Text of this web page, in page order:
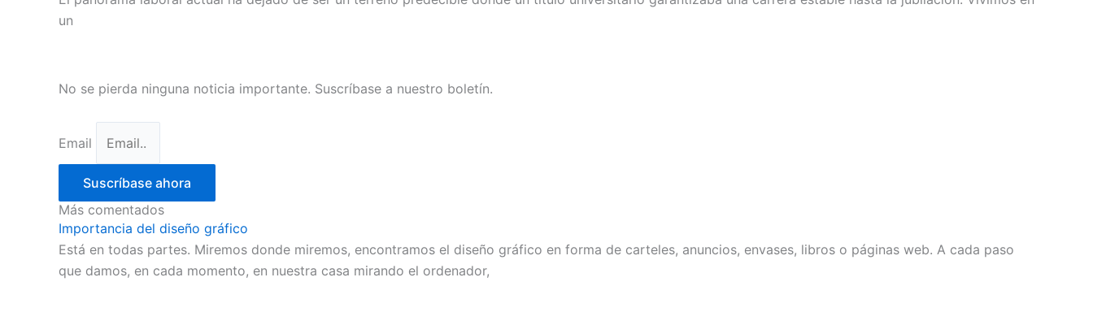
un
No se pierda ninguna noticia importante. Suscríbase a nuestro boletín.
Email
Suscríbase ahora
Más comentados
Importancia del diseño gráfico
Está en todas partes. Miremos donde miremos, encontramos el diseño gráfico en forma de carteles, anuncios, envases, libros o páginas web. A cada paso
que damos, en cada momento, en nuestra casa mirando el ordenador,